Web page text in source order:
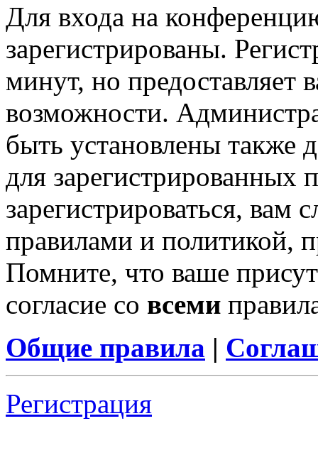
Для входа на
зарегистрированы.
минут, но предоставляет
возможности.
быть установлены также
для зарегистрированных
зарегистрироваться, вам
правилами и политикой,
Помните, что ваше
согласие со всеми
Общие правила |
Регистрация